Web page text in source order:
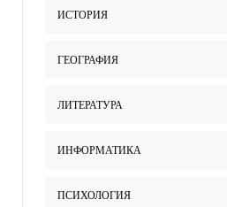
ИСТОРИЯ
ГЕОГРАФИЯ
ЛИТЕРАТУРА
ИНФОРМАТИКА
ПСИХОЛОГИЯ